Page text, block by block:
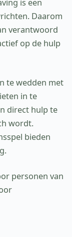
is een
Daarom
verantwoord
op de hulp
te wedden met
in te
direct hulp te
wordt.
bieden
personen van